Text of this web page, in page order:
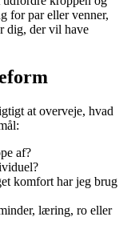
for par eller venner,
dig, der vil have
at overveje, hvad
af?
komfort har jeg brug
læring, ro eller